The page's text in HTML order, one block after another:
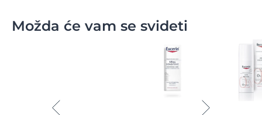
Možda će vam se svideti